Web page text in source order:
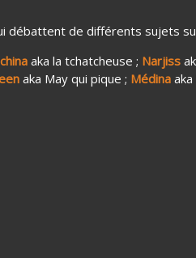
débattent de différents sujets
aka la tchatcheuse ; Narjiss
aka May qui pique ; Médina